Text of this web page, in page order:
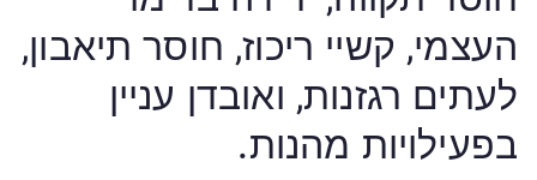
העצמי, קשיי ריכוז, חוסר תיאבון,
לעתים רגזנות, ואובדן עניין
בפעילויות מהנות.